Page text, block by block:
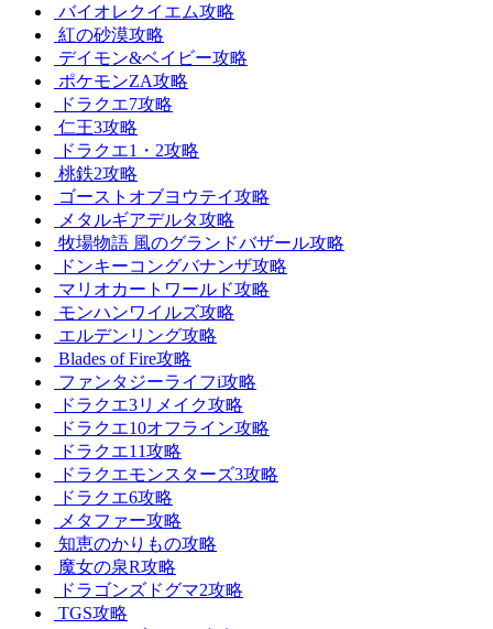
バイオレクイエム攻略
紅の砂漠攻略
デイモン&ベイビー攻略
ポケモンZA攻略
ドラクエ7攻略
仁王3攻略
ドラクエ1・2攻略
桃鉄2攻略
ゴーストオブヨウテイ攻略
メタルギアデルタ攻略
牧場物語 風のグランドバザール攻略
ドンキーコングバナンザ攻略
マリオカートワールド攻略
モンハンワイルズ攻略
エルデンリング攻略
Blades of Fire攻略
ファンタジーライフi攻略
ドラクエ3リメイク攻略
ドラクエ10オフライン攻略
ドラクエ11攻略
ドラクエモンスターズ3攻略
ドラクエ6攻略
メタファー攻略
知恵のかりもの攻略
魔女の泉R攻略
ドラゴンズドグマ2攻略
TGS攻略